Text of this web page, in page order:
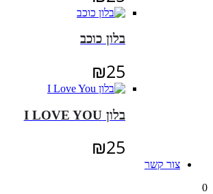
בלון כוכב
₪25
בלון I LOVE YOU
₪25
צור קשר
0